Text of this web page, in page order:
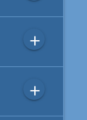
add
add